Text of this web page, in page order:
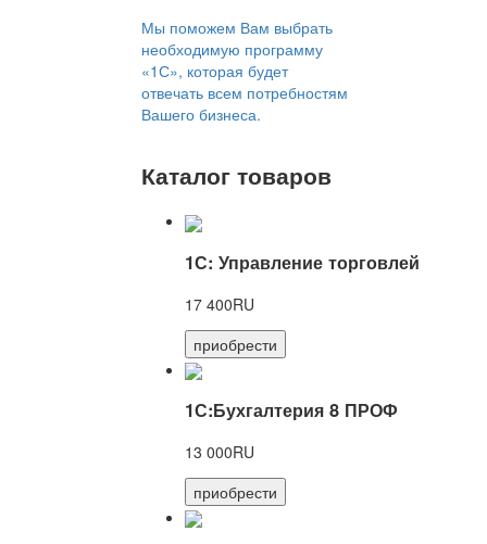
Мы поможем Вам выбрать
необходимую программу
«1С», которая будет
отвечать всем потребностям
Вашего бизнеса.
Каталог товаров
1С: Управление торговлей
17 400RU
приобрести
1С:Бухгалтерия 8 ПРОФ
13 000RU
приобрести